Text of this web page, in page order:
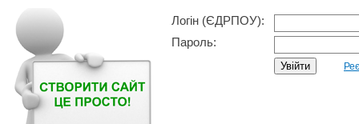
Логін (ЄДРПОУ):
Пароль: